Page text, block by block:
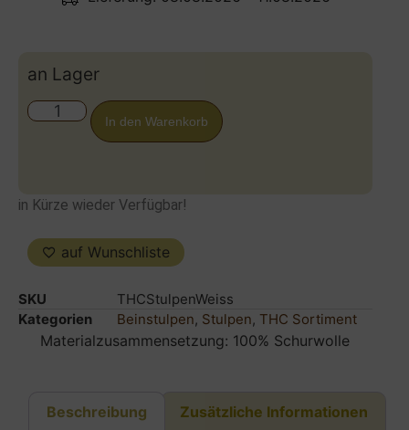
an Lager
In den Warenkorb
in Kürze wieder Verfügbar!
auf Wunschliste
SKU
THCStulpenWeiss
Kategorien
Beinstulpen, Stulpen, THC Sortiment
Materialzusammensetzung: 100% Schurwolle
Beschreibung Zusätzliche Informationen